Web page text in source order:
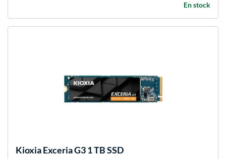
En stock
KioxiaExceria G3 1 TB SSD